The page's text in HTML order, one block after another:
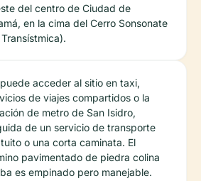
del centro de Ciudad de
en la cima del Cerro Sonsonate
acceder al sitio en taxi,
de viajes compartidos o la
de metro de San Isidro,
de un servicio de transporte
o una corta caminata. El
pavimentado de piedra colina
es empinado pero manejable.